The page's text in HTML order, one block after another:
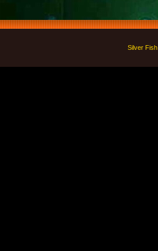
Silver Fish